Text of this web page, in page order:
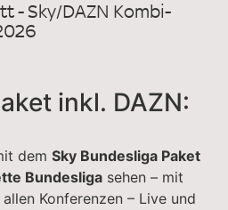
- Sky/DAZN Kombi-
inkl. DAZN:
dem Sky Bundesliga Paket
Bundesliga sehen – mit
Konferenzen – Live und